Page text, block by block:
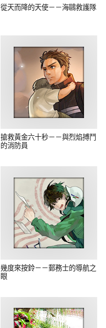
從天而降的天使－－海鷗救護隊
搶救黃金六十秒－－與烈焰搏鬥
的消防員
幾度來按鈴－－郵務士的導航之
眼